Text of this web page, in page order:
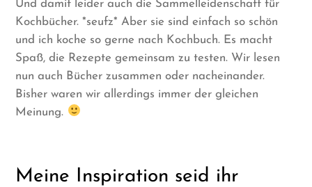
Und damit leider auch die Sammelleidenschaft für
Kochbücher. *seufz* Aber sie sind einfach so schön
und ich koche so gerne nach Kochbuch. Es macht
Spaß, die Rezepte gemeinsam zu testen. Wir lesen
nun auch Bücher zusammen oder nacheinander.
Bisher waren wir allerdings immer der gleichen
Meinung.
Meine Inspiration seid ihr